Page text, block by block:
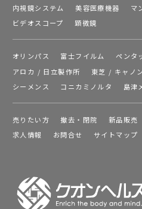
内視鏡システム
美容医療機器 マ
ビデオスコープ
顕微鏡
オリンパス 富士フイルム ペンタ
アロカ / 日立製作所
東芝 / キャノン
シーメンス
コニカミノルタ 島津
売りたい方 撤去・閉院 新品販売
求人情報
お問合せ サイトマップ